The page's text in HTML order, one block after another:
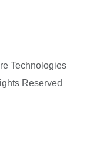
Technologies
Reserved